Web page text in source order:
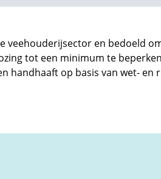
veehouderijsector en bedoeld
tot een minimum te
handhaaft op basis van wet- en